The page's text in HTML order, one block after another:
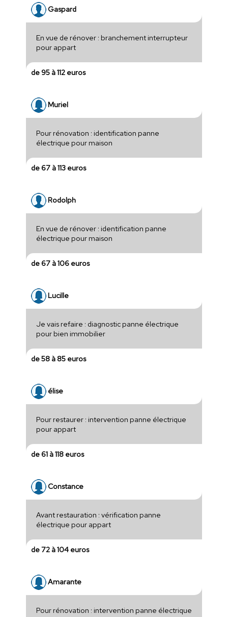
Gaspard
En vue de rénover : branchement interrupteur
pour appart
de 95 à 112 euros
Muriel
Pour rénovation : identification panne
électrique pour maison
de 67 à 113 euros
Rodolph
En vue de rénover : identification panne
électrique pour maison
de 67 à 106 euros
Lucille
Je vais refaire : diagnostic panne électrique
pour bien immobilier
de 58 à 85 euros
élise
Pour restaurer : intervention panne électrique
pour appart
de 61 à 118 euros
Constance
Avant restauration : vérification panne
électrique pour appart
de 72 à 104 euros
Amarante
Pour rénovation : intervention panne électrique